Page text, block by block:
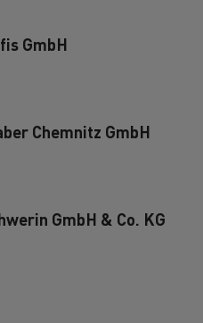
GmbH
Chemnitz GmbH
GmbH & Co. KG